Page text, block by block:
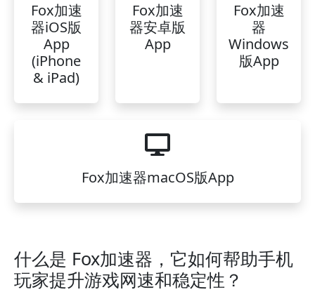
Fox加速
器iOS版
App
(iPhone
& iPad)
Fox加速
器安卓版
App
Fox加速
器
Windows
版App
Fox加速器macOS版App
什么是 Fox加速器，它如何帮助手机
玩家提升游戏网速和稳定性？